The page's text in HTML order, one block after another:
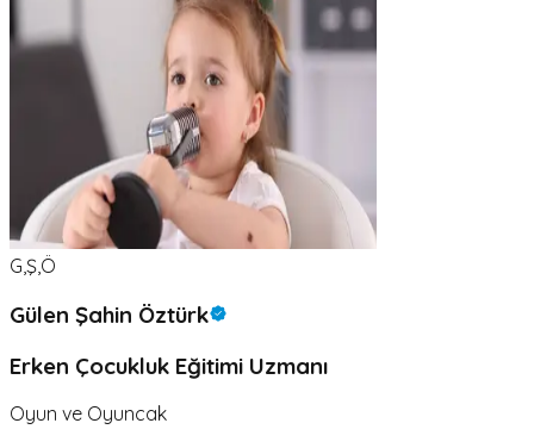
G,Ş,Ö
Gülen Şahin Öztürk
Erken Çocukluk Eğitimi Uzmanı
Oyun ve Oyuncak